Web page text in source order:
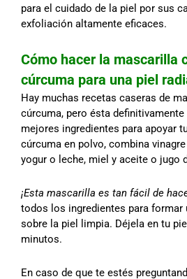
para el cuidado de la piel por sus
exfoliación altamente eficaces.
Cómo hacer la mascarilla
cúrcuma para una piel
Hay muchas recetas caseras de
cúrcuma, pero ésta
mejores ingredientes para apoyar
cúrcuma en polvo, combina
yogur o leche, miel y aceite o jugo
¡Esta mascarilla es tan fácil de
todos los ingredientes para formar
sobre la piel limpia. Déjela en tu
minutos.
En caso de que te estés